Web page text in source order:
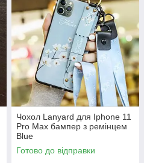
Чохол Lanyard для Iphone 11
Pro Max бампер з ремінцем
Blue
Готово до відправки